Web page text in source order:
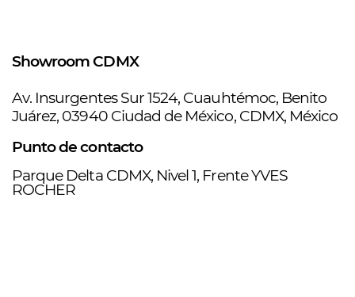
Showroom CDMX
Av. Insurgentes Sur ​1524, Cuauhtémoc, ​Benito
Juárez, 03940 ​Ciudad de México, ​CDMX, México
Punto de contacto
Parque Delta CDMX, ​Nivel 1, Frente YVES ​
ROCHER